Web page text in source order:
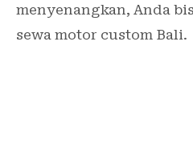
menyenangkan, Anda
sewa motor custom Bali.